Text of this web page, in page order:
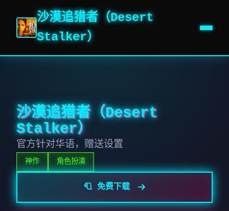
沙漠追猎者（Desert
Stalker）
沙漠追猎者（Desert
Stalker）
官方针对华语，赠送设置
神作 角色扮演
🧻 免费下载